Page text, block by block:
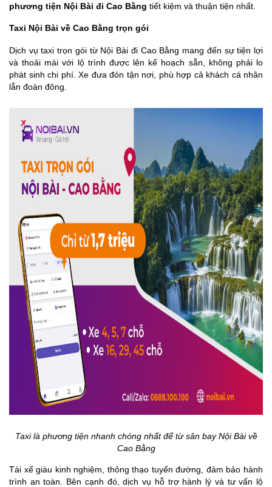
phương tiện Nội Bài đi Cao Bằng tiết kiệm và thuận tiện nhất.
Taxi Nội Bài về Cao Bằng trọn gói
Dịch vụ taxi trọn gói từ Nội Bài đi Cao Bằng mang đến sự tiện lợi
và thoải mái với lộ trình được lên kế hoạch sẵn, không phải lo
phát sinh chi phí. Xe đưa đón tận nơi, phù hợp cả khách cá nhân
lẫn đoàn đông.
Taxi là phương tiện nhanh chóng nhất để từ sân bay Nội Bài về
Cao Bằng
Tài xế giàu kinh nghiệm, thông thạo tuyến đường, đảm bảo hành
trình an toàn. Bên cạnh đó, dịch vụ hỗ trợ hành lý và tư vấn lộ